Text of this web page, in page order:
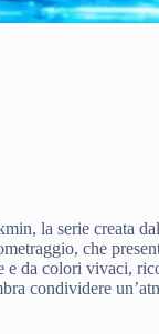
la serie creata
che
da colori vivaci,
condividere